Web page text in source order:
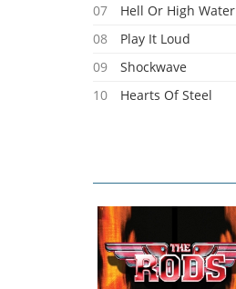
07
Hell Or High Water
08
Play It Loud
09
Shockwave
10
Hearts Of Steel